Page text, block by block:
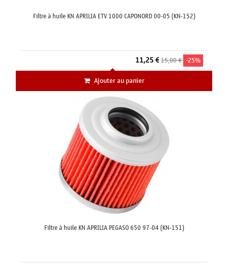
Filtre à huile KN APRILIA ETV 1000 CAPONORD 00-05 (KN-152)
11,25 €15,00 € -25%
Ajouter au panier
Filtre à huile KN APRILIA PEGASO 650 97-04 (KN-151)